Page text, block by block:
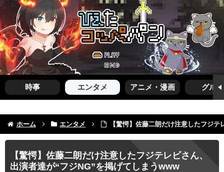
時事 エンタメ アニメ・漫画 グルメ
ホーム エンタメ 【驚愕】佐藤二朗だけ注意したフジ
【驚愕】佐藤二朗だけ注意したフジテレビさん、
出演者達が“フジNG”を掲げてしまうwww